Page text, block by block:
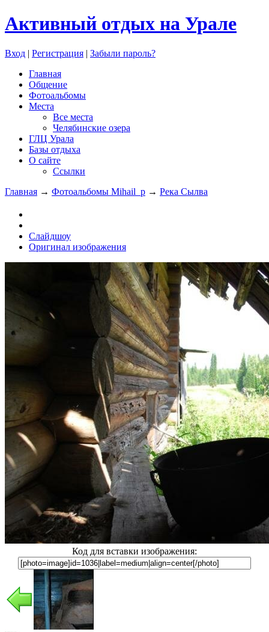
Активный отдых на Урале
Вход | Регистрация | Забыли пароль?
Главная
Общение
Фотоальбомы
Места
Все места
Челябинские озера
ГЛЦ Урала
Базы отдыха
О сайте
Ссылки
Главная → Фотоальбомы Mihail_p → Река Сылва
Слайдшоу
Оригинал изображения
Код для вставки изображения: